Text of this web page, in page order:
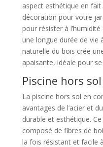
aspect esthétique en
décoration pour votre
pour résister à
une longue durée de vie
naturelle du bois crée
apaisante, idéale pour
Piscine hors
La piscine hors sol en
avantages de l’acier et
durable et esthétique.
composé de fibres de
la fois résistant et facile